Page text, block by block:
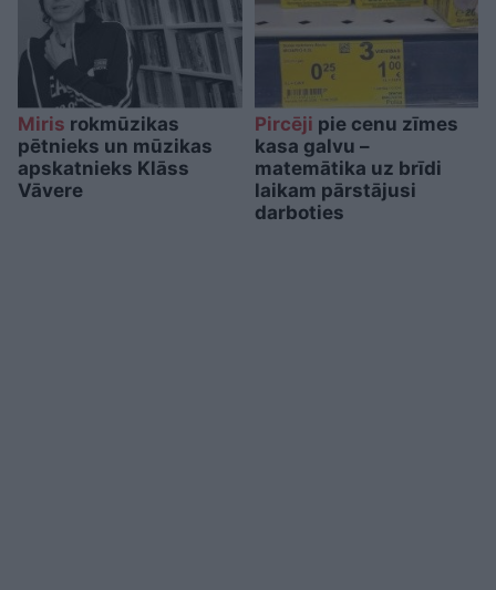
Miris rokmūzikas
pētnieks un mūzikas
apskatnieks Klāss
Vāvere
Pircēji pie cenu zīmes
kasa galvu –
matemātika uz brīdi
laikam pārstājusi
darboties